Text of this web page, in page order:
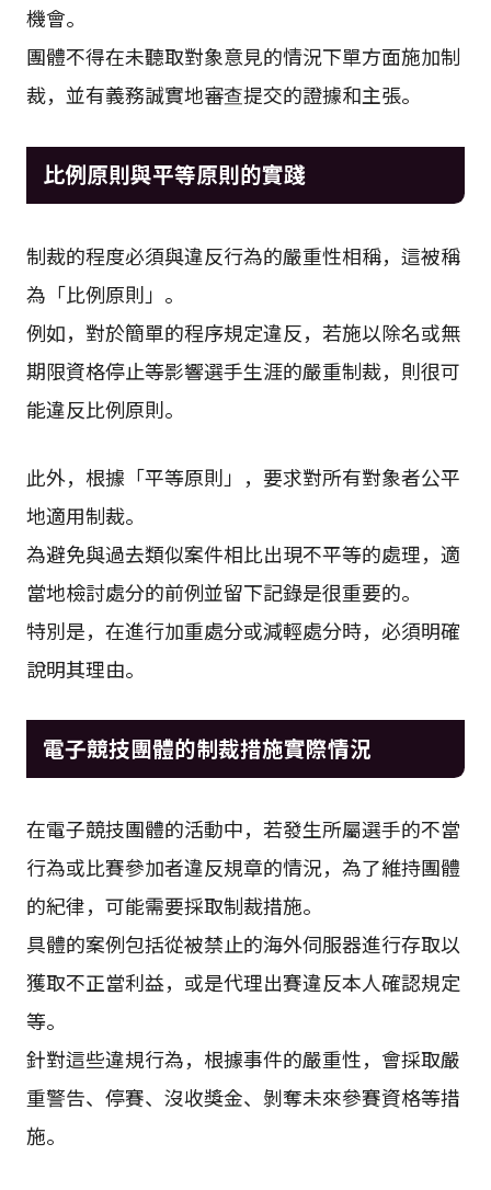
機會。
團體不得在未聽取對象意見的情況下單方面施加制
裁，並有義務誠實地審查提交的證據和主張。
比例原則與平等原則的實踐
制裁的程度必須與違反行為的嚴重性相稱，這被稱
為「比例原則」。
例如，對於簡單的程序規定違反，若施以除名或無
期限資格停止等影響選手生涯的嚴重制裁，則很可
能違反比例原則。
此外，根據「平等原則」，要求對所有對象者公平
地適用制裁。
為避免與過去類似案件相比出現不平等的處理，適
當地檢討處分的前例並留下記錄是很重要的。
特別是，在進行加重處分或減輕處分時，必須明確
說明其理由。
電子競技團體的制裁措施實際情況
在電子競技團體的活動中，若發生所屬選手的不當
行為或比賽參加者違反規章的情況，為了維持團體
的紀律，可能需要採取制裁措施。
具體的案例包括從被禁止的海外伺服器進行存取以
獲取不正當利益，或是代理出賽違反本人確認規定
等。
針對這些違規行為，根據事件的嚴重性，會採取嚴
重警告、停賽、沒收獎金、剝奪未來參賽資格等措
施。